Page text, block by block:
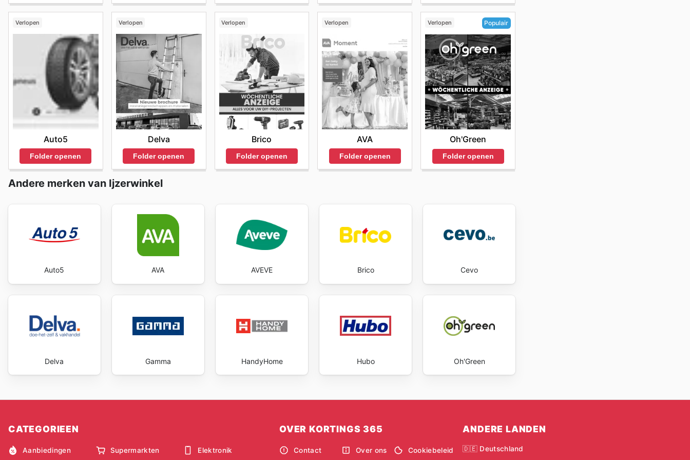
Verlopen
Auto5
Folder openen
Verlopen
Delva
Folder openen
Verlopen
Brico
Folder openen
Verlopen
AVA
Folder openen
Verlopen Populair
Oh'Green
Folder openen
Andere merken van Ijzerwinkel
Auto5 AVA AVEVE Brico Cevo
Delva Gamma HandyHome Hubo Oh'Green
CATEGORIEEN
Aanbiedingen Supermarkten Elektronik
OVER KORTINGS 365
Contact Over ons Cookiebeleid
ANDERE LANDEN
🇩🇪 Deutschland